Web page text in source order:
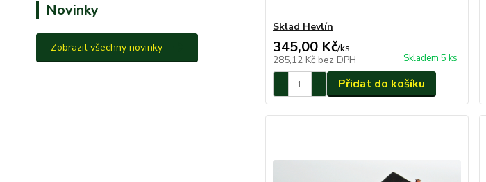
Novinky
Zobrazit všechny novinky
Sklad Hevlín
345,00 Kč/ks
285,12 Kč bez DPH Skladem 5 ks
Přidat do košíku